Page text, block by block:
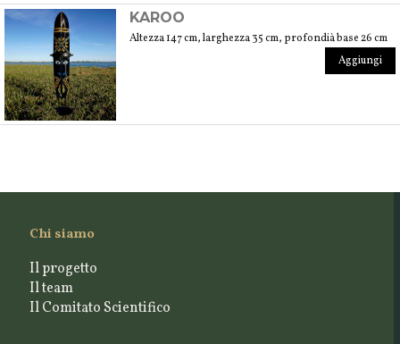
KAROO
Altezza 147 cm, larghezza 35 cm, profondià base 26 cm
Aggiungi
Chi siamo
Il progetto
Il team
Il Comitato Scientifico